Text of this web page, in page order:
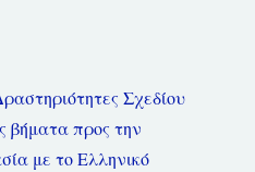
Σχεδίου
προς την
με το Ελληνικό